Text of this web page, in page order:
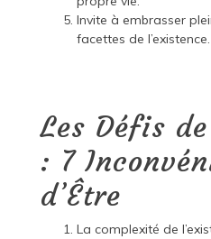
Invite à embrasser
facettes de l’existence.
Les Défis
: 7
d’Être
La complexité de